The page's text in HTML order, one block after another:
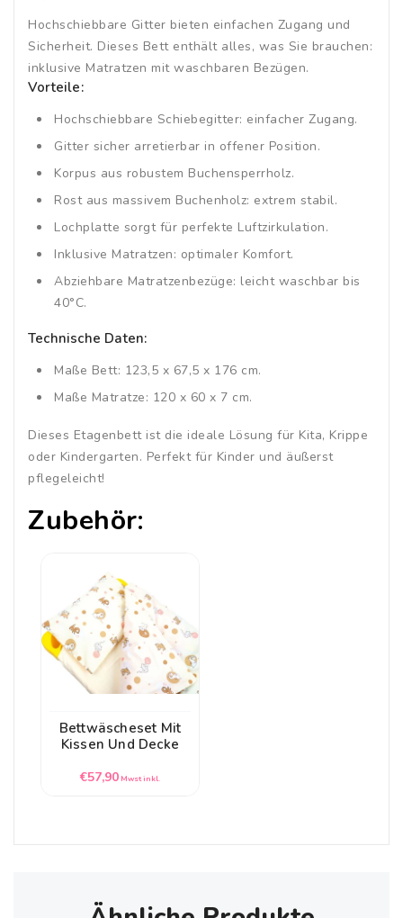
Hochschiebbare Gitter bieten einfachen Zugang und
Sicherheit. Dieses Bett enthält alles, was Sie brauchen:
inklusive Matratzen mit waschbaren Bezügen.
Vorteile:
Hochschiebbare Schiebegitter: einfacher Zugang.
Gitter sicher arretierbar in offener Position.
Korpus aus robustem Buchensperrholz.
Rost aus massivem Buchenholz: extrem stabil.
Lochplatte sorgt für perfekte Luftzirkulation.
Inklusive Matratzen: optimaler Komfort.
Abziehbare Matratzenbezüge: leicht waschbar bis
40°C.
Technische Daten:
Maße Bett: 123,5 x 67,5 x 176 cm.
Maße Matratze: 120 x 60 x 7 cm.
Dieses Etagenbett ist die ideale Lösung für Kita, Krippe
oder Kindergarten. Perfekt für Kinder und äußerst
pflegeleicht!
Zubehör:
Bettwäscheset Mit
Kissen Und Decke
Normaler
€57,90 Mwst inkl.